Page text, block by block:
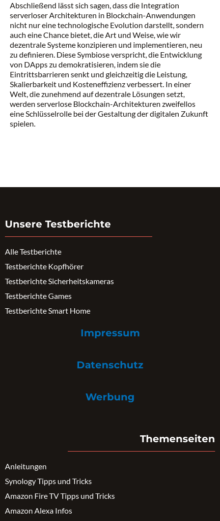
Abschließend lässt sich sagen, dass die Integration
serverloser Architekturen in Blockchain-Anwendungen
nicht nur eine technologische Evolution darstellt, sondern
auch eine Chance bietet, die Art und Weise, wie wir
dezentrale Systeme konzipieren und implementieren, neu
zu definieren. Diese Symbiose verspricht, die Entwicklung
von DApps zu demokratisieren, indem sie die
Eintrittsbarrieren senkt und gleichzeitig die Leistung,
Skalierbarkeit und Kosteneffizienz verbessert. In einer
Welt, die zunehmend auf dezentrale Lösungen setzt,
werden serverlose Blockchain-Architekturen zweifellos
eine Schlüsselrolle bei der Gestaltung der digitalen Zukunft
spielen.
Unsere Testberichte
Alle Testberichte
Testberichte Kopfhörer
Testberichte Sicherheitskameras
Testberichte Games
Testberichte Smart Home
Impressum
Datenschutz
Werbung
Themenseiten
Anleitungen
Synology Tipps und Tricks
Amazon Fire TV Tipps und Tricks
Amazon Alexa Infos